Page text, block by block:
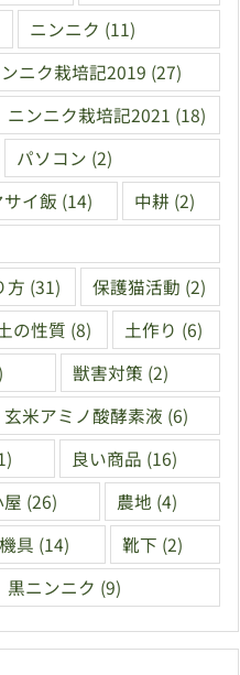
ニンニク (11)
ニク栽培記2019 (27)
ニンニク栽培記2021 (18)
パソコン (2)
サイ飯 (14) 中耕 (2)
方 (31) 保護猫活動 (2)
の性質 (8) 土作り (6)
獣害対策 (2)
玄米アミノ酸酵素液 (6)
良い商品 (16)
(26) 農地 (4)
具 (14) 靴下 (2)
黒ニンニク (9)